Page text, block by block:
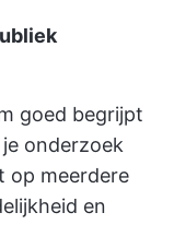
goed begrijpt
onderzoek
op meerdere
en